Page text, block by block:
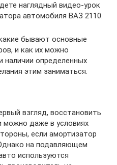
наглядный видео-урок
автомобиля ВАЗ 2110.
бывают основные
и как их можно
наличии определенных
этим заниматься.
взгляд, восстановить
можно даже в условиях
если амортизатор
на подавляющем
используются